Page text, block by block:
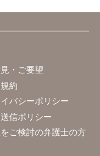
・ご要望
約
バシーポリシー
信ポリシー
ご検討の弁護士の方